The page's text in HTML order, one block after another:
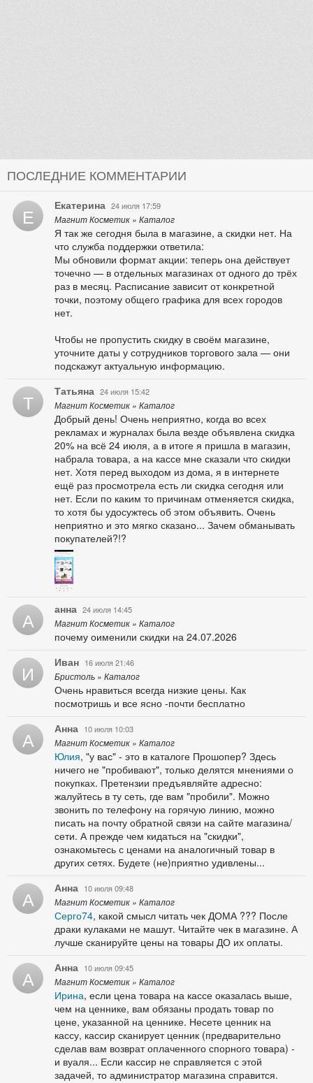
ПОСЛЕДНИЕ КОММЕНТАРИИ
Е Екатерина 24 июля 17:59
Магнит Косметик » Каталог
Я так же сегодня была в магазине, а скидки нет. На
что служба поддержки ответила:
Мы обновили формат акции: теперь она действует
точечно — в отдельных магазинах от одного до трёх
раз в месяц. Расписание зависит от конкретной
точки, поэтому общего графика для всех городов
нет.
Чтобы не пропустить скидку в своём магазине,
уточните даты у сотрудников торгового зала — они
подскажут актуальную информацию.
Т Татьяна 24 июля 15:42
Магнит Косметик » Каталог
Добрый день! Очень неприятно, когда во всех
рекламах и журналах была везде объявлена скидка
20% на всё 24 июля, а в итоге я пришла в магазин,
набрала товара, а на кассе мне сказали что скидки
нет. Хотя перед выходом из дома, я в интернете
ещё раз просмотрела есть ли скидка сегодня или
нет. Если по каким то причинам отменяется скидка,
то хотя бы удосужтесь об этом объявить. Очень
неприятно и это мягко сказано... Зачем обманывать
покупателей?!?
А анна 24 июля 14:45
Магнит Косметик » Каталог
почему оименили скидки на 24.07.2026
И Иван 16 июля 21:46
Бристоль » Каталог
Очень нравиться всегда низкие цены. Как
посмотришь и все ясно -почти бесплатно
А Анна 10 июля 10:03
Магнит Косметик » Каталог
Юлия, "у вас" - это в каталоге Прошопер? Здесь
ничего не "пробивают", только делятся мнениями о
покупках. Претензии предъявляйте адресно:
жалуйтесь в ту сеть, где вам "пробили". Можно
звонить по телефону на горячую линию, можно
писать на почту обратной связи на сайте магазина/
сети. А прежде чем кидаться на "скидки",
ознакомьтесь с ценами на аналогичный товар в
других сетях. Будете (не)приятно удивлены...
А Анна 10 июля 09:48
Магнит Косметик » Каталог
Серго74, какой смысл читать чек ДОМА ??? После
драки кулаками не машут. Читайте чек в магазине. А
лучше сканируйте цены на товары ДО их оплаты.
А Анна 10 июля 09:45
Магнит Косметик » Каталог
Ирина, если цена товара на кассе оказалась выше,
чем на ценнике, вам обязаны продать товар по
цене, указанной на ценнике. Несете ценник на
кассу, кассир сканирует ценник (предварительно
сделав вам возврат оплаченного спорного товара) -
и вуаля... Если кассир не справляется с этой
задачей, то администратор магазина справится.